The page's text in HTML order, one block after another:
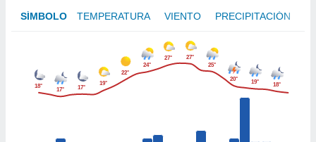
aunque
acceder a
SÍMBOLO TEMPERATURA VIENTO PRECIPITACIÓN
18°
17° 17°
19°
22°
24°
27°
27°
25°
20° 19° 18°